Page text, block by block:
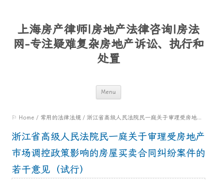
上海房产律师|房地产法律咨询|房法
网-专注疑难复杂房地产诉讼、执行和
处置
Menu
content
⚐ Home / 常用的法律法规 / 浙江省高级人民法院民一庭关于审理受房地产市场调控政策影响的房屋买卖合同纠纷案件的若干意见（试行）
浙江省高级人民法院民一庭关于审理受房地产
市场调控政策影响的房屋买卖合同纠纷案件的
若干意见（试行）